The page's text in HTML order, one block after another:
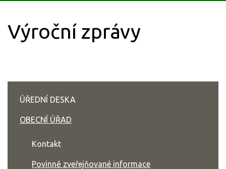
Výroční zprávy
ÚŘEDNÍ DESKA
OBECNÍ ÚŘAD
Kontakt
Povinně zveřejňované informace